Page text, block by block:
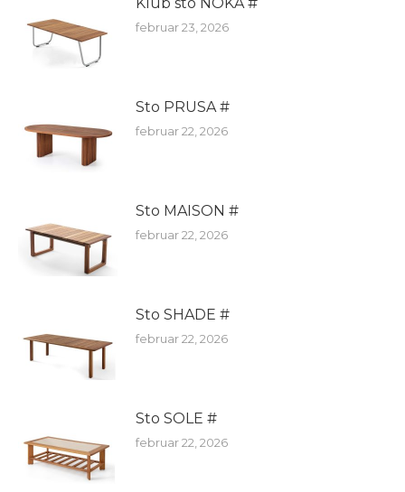
februar 23, 2026
Sto PRUSA #
februar 22, 2026
Sto MAISON #
februar 22, 2026
Sto SHADE #
februar 22, 2026
Sto SOLE #
februar 22, 2026